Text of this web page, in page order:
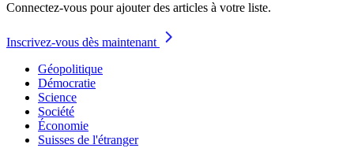
Connectez-vous pour ajouter des articles à votre liste.
Inscrivez-vous dès maintenant
Géopolitique
Démocratie
Science
Société
Économie
Suisses de l'étranger